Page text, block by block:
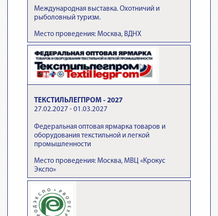
Международная выставка. Охотничий и
рыболовный туризм.
Место проведения: Москва, ВДНХ
ТЕКСТИЛЬЛЕГПРОМ - 2027
27.02.2027 - 01.03.2027
Федеральная оптовая ярмарка товаров и
оборудования текстильной и легкой
промышленности
Место проведения: Москва, МВЦ «Крокус
Экспо»